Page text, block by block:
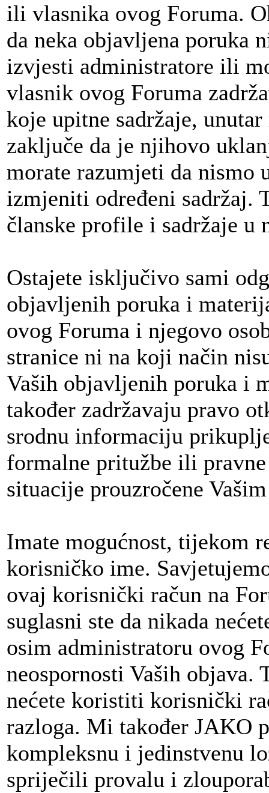
ili vlasnika ovog Foruma.
da neka objavljena poruka
izvjesti administratore ili
vlasnik ovog Foruma
koje upitne sadržaje,
zaključe da je njihovo
morate razumjeti da
izmjeniti određeni sadržaj.
članske profile i sadržaje u
Ostajete isključivo sami
objavljenih poruka i
ovog Foruma i njegovo
stranice ni na koji način
Vaših objavljenih poruka i
također zadržavaju pravo
srodnu informaciju
formalne pritužbe ili
situacije prouzročene
Imate mogućnost, tijekom
korisničko ime.
ovaj korisnički račun na
suglasni ste da nikada
osim administratoru ovog
neospornosti Vaših
nećete koristiti korisnički
razloga. Mi također JAKO
kompleksnu i jedinstvenu
spriječili provalu i